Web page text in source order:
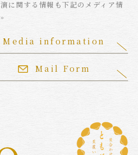
に関する情報も下記のメディア情
Mail Form
Media information